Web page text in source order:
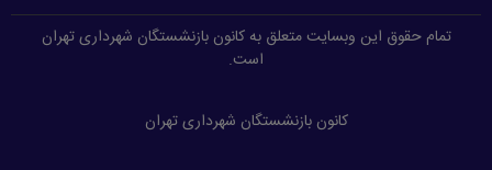
تمام حقوق این وبسایت متعلق به کانون بازنشستگان شهرداری تهران
است.
کانون بازنشستگان شهرداری تهران